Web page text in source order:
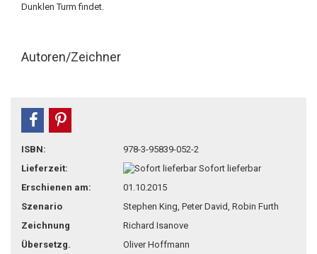
Dunklen Turm findet.
Autoren/Zeichner
teilen
ISBN:
978-3-95839-052-2
Lieferzeit:
Sofort lieferbar
Erschienen am:
01.10.2015
Szenario
Stephen King, Peter David, Robin Furth
Zeichnung
Richard Isanove
Übersetzg.
Oliver Hoffmann